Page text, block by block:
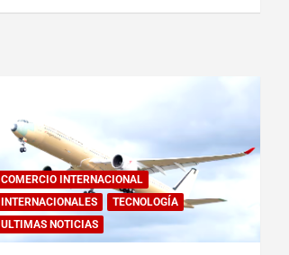
COMERCIO INTERNACIONAL
INTERNACIONALES
TECNOLOGÍA
ULTIMAS NOTICIAS